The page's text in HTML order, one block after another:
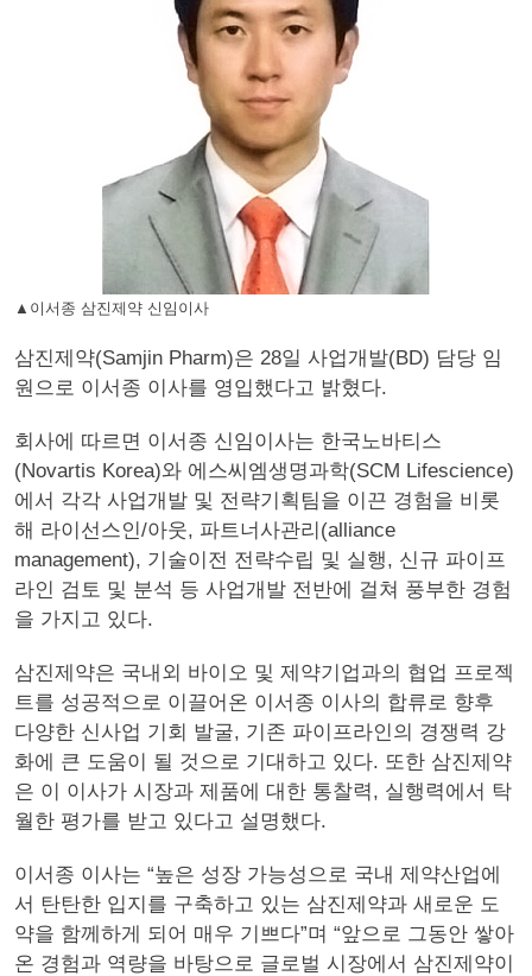
▲이서종 삼진제약 신임이사
삼진제약(Samjin Pharm)은 28일 사업개발(BD) 담당 임
원으로 이서종 이사를 영입했다고 밝혔다.
회사에 따르면 이서종 신임이사는 한국노바티스
(Novartis Korea)와 에스씨엠생명과학(SCM Lifescience)
에서 각각 사업개발 및 전략기획팀을 이끈 경험을 비롯
해 라이선스인/아웃, 파트너사관리(alliance
management), 기술이전 전략수립 및 실행, 신규 파이프
라인 검토 및 분석 등 사업개발 전반에 걸쳐 풍부한 경험
을 가지고 있다.
삼진제약은 국내외 바이오 및 제약기업과의 협업 프로젝
트를 성공적으로 이끌어온 이서종 이사의 합류로 향후
다양한 신사업 기회 발굴, 기존 파이프라인의 경쟁력 강
화에 큰 도움이 될 것으로 기대하고 있다. 또한 삼진제약
은 이 이사가 시장과 제품에 대한 통찰력, 실행력에서 탁
월한 평가를 받고 있다고 설명했다.
이서종 이사는 “높은 성장 가능성으로 국내 제약산업에
서 탄탄한 입지를 구축하고 있는 삼진제약과 새로운 도
약을 함께하게 되어 매우 기쁘다”며 “앞으로 그동안 쌓아
온 경험과 역량을 바탕으로 글로벌 시장에서 삼진제약이